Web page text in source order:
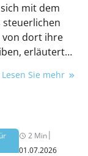
mit dem
steuerlichen
von dort ihre
erläutert
Lesen Sie mehr
2 Min|
01.07.2026